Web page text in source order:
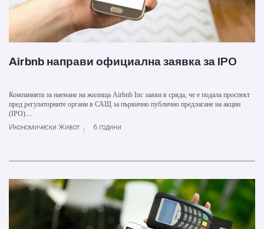
Airbnb направи официална заявка за IPO
Компанията за наемане на жилища Airbnb Inc заяви в сряда, че е подала проспект
пред регулаторните органи в САЩ за първично публично предлагане на акции
(IPO)....
Икономически Живот
6 години